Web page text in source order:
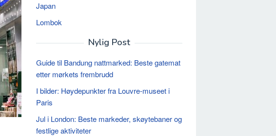
Japan
Lombok
Nylig Post
Guide til Bandung nattmarked: Beste gatemat
etter mørkets frembrudd
I bilder: Høydepunkter fra Louvre-museet i
Paris
Jul i London: Beste markeder, skøytebaner og
festlige aktiviteter